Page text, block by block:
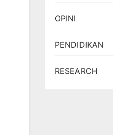
OPINI
PENDIDIKAN
RESEARCH